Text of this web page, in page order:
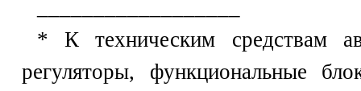
* К техническим средствам
регуляторы, функциональные